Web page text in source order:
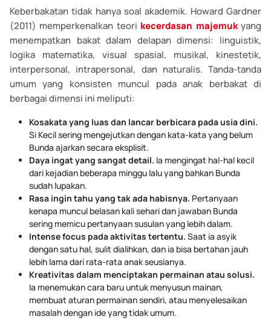
Keberbakatan tidak hanya soal akademik. Howard Gardner
(2011) memperkenalkan teori kecerdasan majemukyang
menempatkan bakat dalam delapan dimensi: linguistik,
logika matematika, visual spasial, musikal, kinestetik,
interpersonal, intrapersonal, dan naturalis. Tanda-tanda
umum yang konsisten muncul pada anak berbakat di
berbagai dimensi ini meliputi:
Kosakata yang luas dan lancar berbicara pada usia dini.
Si Kecil sering mengejutkan dengan kata-kata yang belum
Bunda ajarkan secara eksplisit.
Daya ingat yang sangat detail. Ia mengingat hal-hal kecil
dari kejadian beberapa minggu lalu yang bahkan Bunda
sudah lupakan.
Rasa ingin tahu yang tak ada habisnya. Pertanyaan
kenapa muncul belasan kali sehari dan jawaban Bunda
sering memicu pertanyaan susulan yang lebih dalam.
Intense focus pada aktivitas tertentu. Saat ia asyik
dengan satu hal, sulit dialihkan, dan ia bisa bertahan jauh
lebih lama dari rata-rata anak seusianya.
Kreativitas dalam menciptakan permainan atau solusi.
Ia menemukan cara baru untuk menyusun mainan,
membuat aturan permainan sendiri, atau menyelesaikan
masalah dengan ide yang tidak umum.